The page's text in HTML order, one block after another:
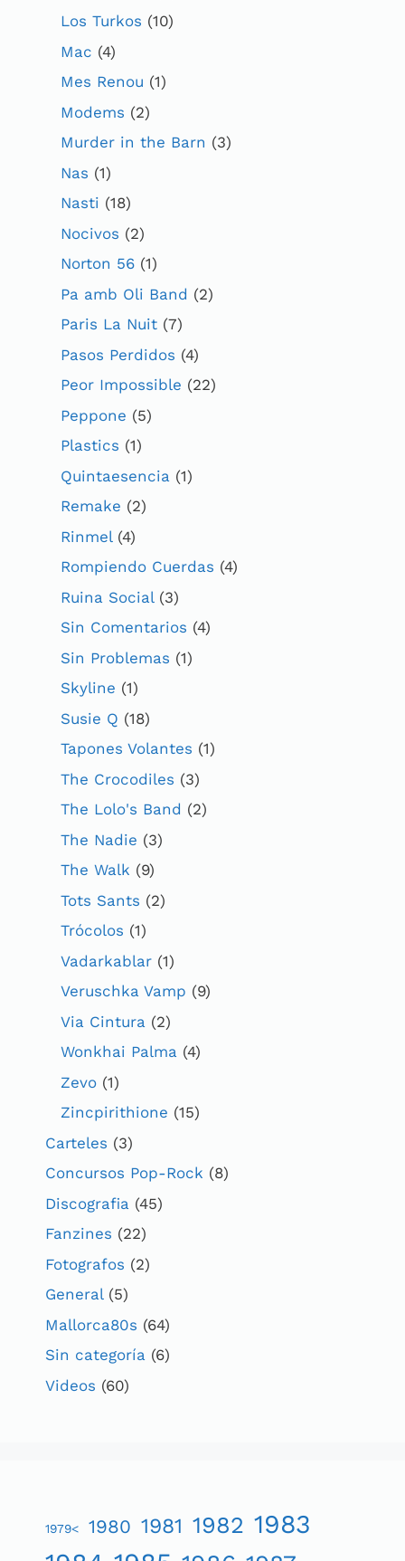
Los Turkos (10)
Mac (4)
Mes Renou (1)
Modems (2)
Murder in the Barn (3)
Nas (1)
Nasti (18)
Nocivos (2)
Norton 56 (1)
Pa amb Oli Band (2)
Paris La Nuit (7)
Pasos Perdidos (4)
Peor Impossible (22)
Peppone (5)
Plastics (1)
Quintaesencia (1)
Remake (2)
Rinmel(4)
Rompiendo Cuerdas (4)
Ruina Social(3)
Sin Comentarios (4)
Sin Problemas (1)
Skyline (1)
Susie Q (18)
Tapones Volantes (1)
The Crocodiles (3)
The Lolo's Band (2)
The Nadie (3)
The Walk (9)
Tots Sants (2)
Trócolos (1)
Vadarkablar (1)
Veruschka Vamp (9)
Via Cintura (2)
Wonkhai Palma (4)
Zevo (1)
Zincpirithione (15)
Carteles (3)
Concursos Pop-Rock (8)
Discografia (45)
Fanzines (22)
Fotografos (2)
General(5)
Mallorca80s (64)
Sin categoría (6)
Videos (60)
1979< 1980 1981 1982 1983